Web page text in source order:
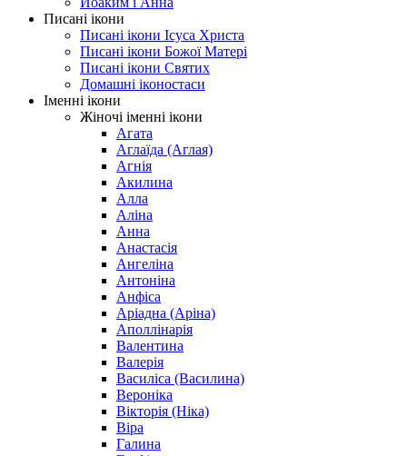
Писані ікони
Писані ікони Ісуса Христа
Писані ікони Божої Матері
Писані ікони Святих
Домашні іконостаси
Іменні ікони
Жіночі іменні ікони
Агата
Аглаїда (Аглая)
Агнія
Акилина
Алла
Аліна
Анна
Анастасія
Ангеліна
Антоніна
Анфіса
Аріадна (Аріна)
Аполлінарія
Валентина
Валерія
Василіса (Василина)
Вероніка
Вікторія (Ніка)
Віра
Галина